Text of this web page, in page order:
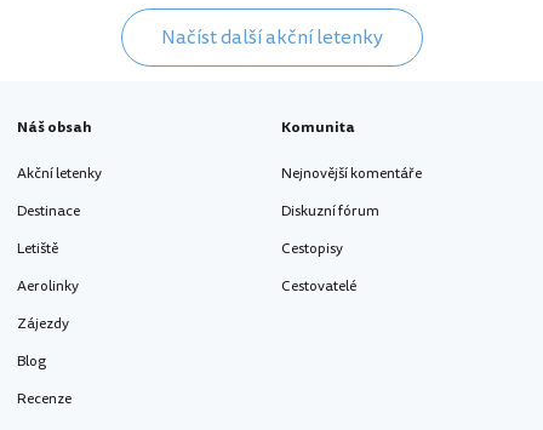
Načíst další akční letenky
Náš obsah
Akční letenky
Destinace
Letiště
Aerolinky
Zájezdy
Blog
Recenze
Komunita
Nejnovější komentáře
Diskuzní fórum
Cestopisy
Cestovatelé